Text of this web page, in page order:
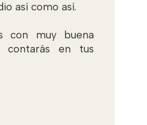
así como así.
con muy buena
en tus